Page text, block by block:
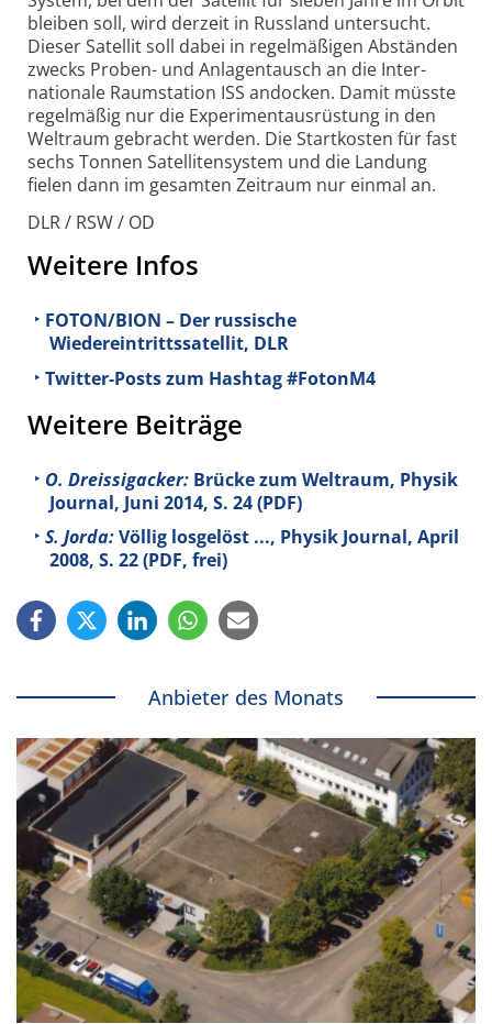
bleiben soll, wird derzeit in Russland untersucht.
Dieser Satellit soll dabei in regelmäßigen Abständen
zwecks Proben- und Anlagen­tausch an die Inter­
nationale Raumstation ISS andocken. Damit müsste
regelmäßig nur die Experiment­ausrüstung in den
Weltraum gebracht werden. Die Startkosten für fast
sechs Tonnen Satellitensystem und die Landung
fielen dann im gesamten Zeitraum nur einmal an.
DLR / RSW / OD
Weitere Infos
FOTON/BION – Der russische
Wiedereintrittssatellit, DLR
Twitter-Posts zum Hashtag #FotonM4
Weitere Beiträge
O. Dreissigacker: Brücke zum Weltraum, Physik
Journal, Juni 2014, S. 24 (PDF)
S. Jorda:Völlig losgelöst ..., Physik Journal, April
2008, S. 22 (PDF, frei)
Anbieter des Monats